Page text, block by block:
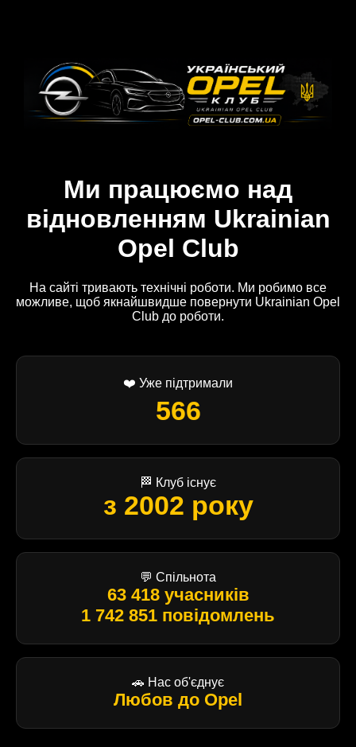
Ми працюємо над
відновленням Ukrainian
Opel Club
На сайті тривають технічні роботи. Ми робимо все
можливе, щоб якнайшвидше повернути Ukrainian Opel
Club до роботи.
❤️ Уже підтримали
566
🏁 Клуб існує
з 2002 року
💬 Спільнота
63 418 учасників
1 742 851 повідомлень
🚗 Нас об'єднує
Любов до Opel